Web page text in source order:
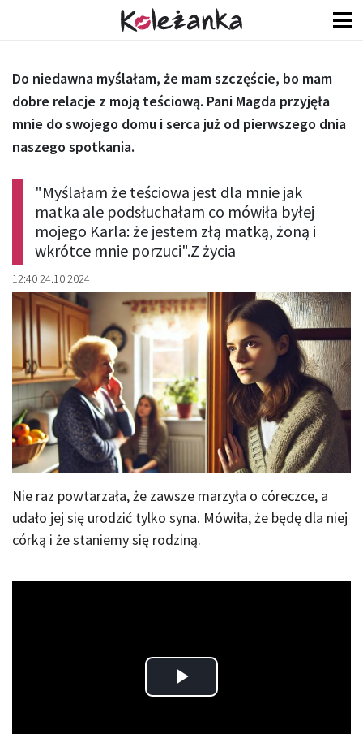
"Myślałam że teściowa jest dla mnie jak
matka ale podsłuchałam co mówiła byłej
mojego Karla: że jestem złą matką, żoną i
wkrótce mnie porzuci".Z życia
12:40 24.10.2024
Do niedawna myślałam, że mam szczęście, bo mam
dobre relacje z moją teściową. Pani Magda przyjęła
mnie do swojego domu i serca już od pierwszego dnia
naszego spotkania.
Nie raz powtarzała, że zawsze marzyła o córeczce, a
udało jej się urodzić tylko syna. Mówiła, że będę dla niej
córką i że staniemy się rodziną.
Play